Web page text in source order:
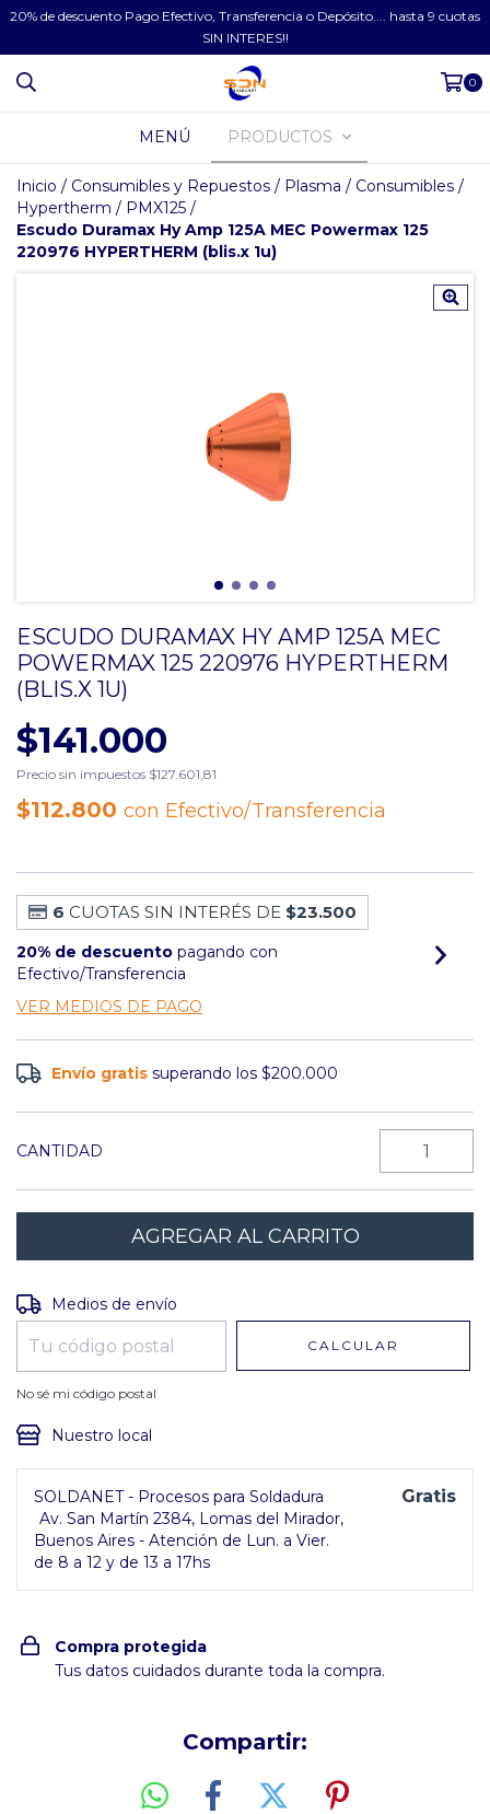
20% de descuento Pago Efectivo, Transferencia o Depósito.... hasta 9 cuotas
SIN INTERES!!
0
MENÚ PRODUCTOS
Inicio / Consumibles y Repuestos / Plasma / Consumibles /
Hypertherm / PMX125 /
Escudo Duramax Hy Amp 125A MEC Powermax 125
220976 HYPERTHERM (blis.x 1u)
ESCUDO DURAMAX HY AMP 125A MEC
POWERMAX 125 220976 HYPERTHERM
(BLIS.X 1U)
$141.000
Precio sin impuestos $127.601,81
$112.800 con Efectivo/Transferencia
6 CUOTAS SIN INTERÉS DE $23.500
20% de descuento pagando con
Efectivo/Transferencia
VER MEDIOS DE PAGO
Envío gratis superando los$200.000
CANTIDAD
Entregas para el CP:
Medios de envío
CALCULAR
No sé mi código postal
Nuestro local
SOLDANET - Procesos para Soldadura
Av. San Martín 2384, Lomas del Mirador,
Buenos Aires - Atención de Lun. a Vier.
de 8 a 12 y de 13 a 17hs
Gratis
Compra protegida
Tus datos cuidados durante toda la compra.
Compartir: